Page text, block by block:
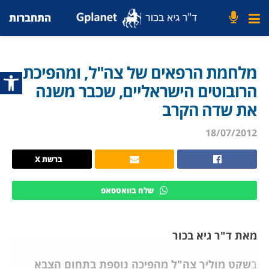
פתח
התחברות
מלחמת הרפאים של צה"ל, ומהפיכת
הרובוטים הישראליים, שכבר משנה
את שדה הקרב
18/07/2012
ברשת X
שלח בוואטסאפ
מאת ד"ר גיא בכור
בשקט מוליך צה"ל מהפיכה נוספת בתחום הצבא